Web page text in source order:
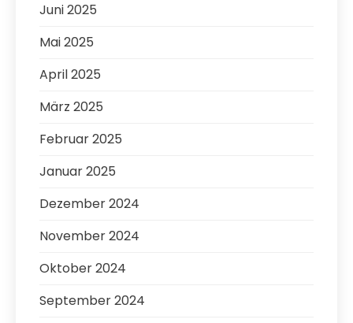
Juni 2025
Mai 2025
April 2025
März 2025
Februar 2025
Januar 2025
Dezember 2024
November 2024
Oktober 2024
September 2024